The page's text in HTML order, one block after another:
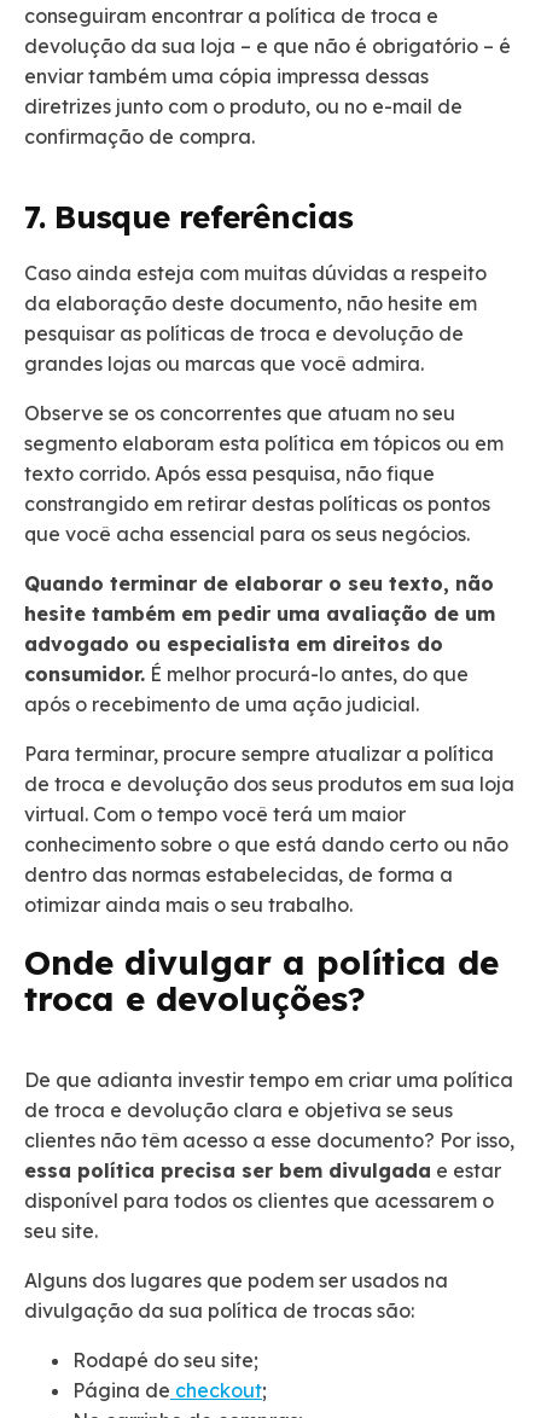
conseguiram encontrar a política de troca e
devolução da sua loja – e que não é obrigatório – é
enviar também uma cópia impressa dessas
diretrizes junto com o produto, ou no e-mail de
confirmação de compra.
7. Busque referências
Caso ainda esteja com muitas dúvidas a respeito
da elaboração deste documento, não hesite em
pesquisar as políticas de troca e devolução de
grandes lojas ou marcas que você admira.
Observe se os concorrentes que atuam no seu
segmento elaboram esta política em tópicos ou em
texto corrido. Após essa pesquisa, não fique
constrangido em retirar destas políticas os pontos
que você acha essencial para os seus negócios.
Quando terminar de elaborar o seu texto, não
hesite também em pedir uma avaliação de um
advogado ou especialista em direitos do
consumidor. É melhor procurá-lo antes, do que
após o recebimento de uma ação judicial.
Para terminar, procure sempre atualizar a política
de troca e devolução dos seus produtos em sua loja
virtual. Com o tempo você terá um maior
conhecimento sobre o que está dando certo ou não
dentro das normas estabelecidas, de forma a
otimizar ainda mais o seu trabalho.
Onde divulgar a política de
troca e devoluções?
De que adianta investir tempo em criar uma política
de troca e devolução clara e objetiva se seus
clientes não têm acesso a esse documento? Por isso,
essa política precisa ser bem divulgada e estar
disponível para todos os clientes que acessarem o
seu site.
Alguns dos lugares que podem ser usados na
divulgação da sua política de trocas são:
Rodapé do seu site;
Página de checkout;